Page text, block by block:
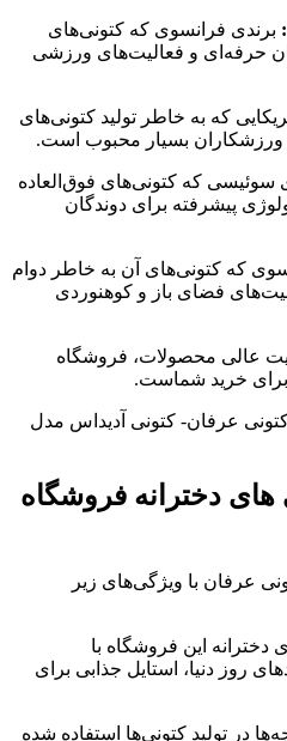
برندی فرانسوی که کتونی‌های
حرفه‌ای و فعالیت‌های ورزشی
که به خاطر تولید کتونی‌های
ورزشکاران بسیار محبوب است.
سوئیسی که کتونی‌های فوق‌العاده
پیشرفته برای دوندگان
که کتونی‌های آن به خاطر دوام
فضای باز و کوهنوردی
عالی محصولات، فروشگاه
خرید شماست.
دخترانه فروشگاه
عرفان با ویژگی‌های زیر
دخترانه این فروشگاه با
روز دنیا، استایل جذابی برای
در تولید کتونی‌ها استفاده شده